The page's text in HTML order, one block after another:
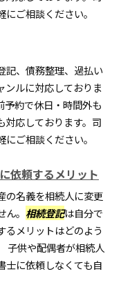
ご相談ください。
記、債務整理、過払い
ンルに対応しておりま
予約で休日・時間外も
対応しております。司
ご相談ください。
依頼するメリット
の名義を相続人に変更
。 相続登記は自分で
るメリットはどのよう
子供や配偶者が相続人
士に依頼しなくても自